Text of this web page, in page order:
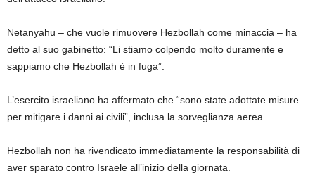
Netanyahu – che vuole rimuovere Hezbollah come minaccia – ha
detto al suo gabinetto: “Li stiamo colpendo molto duramente e
sappiamo che Hezbollah è in fuga”.
L’esercito israeliano ha affermato che “sono state adottate misure
per mitigare i danni ai civili”, inclusa la sorveglianza aerea.
Hezbollah non ha rivendicato immediatamente la responsabilità di
aver sparato contro Israele all’inizio della giornata.